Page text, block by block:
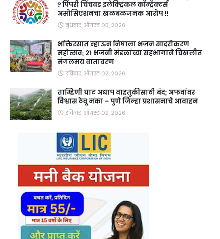
? पिंपरी चिंचवड इलेक्ट्रिकल कॉन्ट्रॅक्टर्स
असोसिएशनचा खळबळजनक आरोप !!
बुधवार, ऑगस्ट ०५, २०२६
भक्तिरसात न्हाऊन निघाला भजन सादरीकरण
महोत्सव; २१ भजनी मंडळांच्या सहभागाने चिखलीत
मंगलमय वातावरण
रविवार, ऑगस्ट ०२, २०२६
ताम्हिणी घाट अद्याप वाहतुकीसाठी बंद; अफवांवर
विश्वास ठेवू नका – पुणे जिल्हा प्रशासनाचे आवाहन
रविवार, ऑगस्ट ०२, २०२६